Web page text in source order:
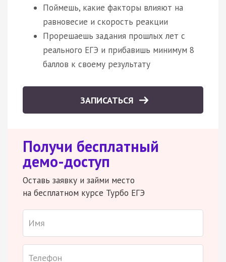
Поймешь, какие факторы влияют на
равновесие и скорость реакции
Прорешаешь задания прошлых лет с
реального ЕГЭ и прибавишь минимум 8
баллов к своему результату
ЗАПИСАТЬСЯ
Получи бесплатный
демо-доступ
Оставь заявку и займи место
на бесплатном курсе Турбо ЕГЭ